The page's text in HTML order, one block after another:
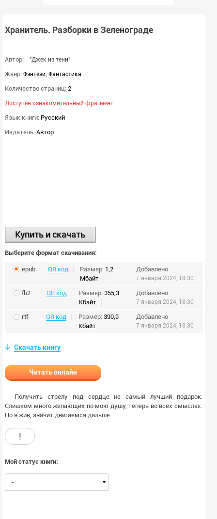
Хранитель. Разборки в Зеленограде
Автор: "Джек из тени"
Жанр: Фэнтези, Фантастика
Количество страниц: 2
Доступен ознакомительный фрагмент
Язык книги: Русский
Издатель: Автор
Купить и скачать
Выберите формат скачивания:
epub QR код Размер: 1,2
Мбайт
Добавлено
7 января 2024, 18:30
fb2 QR код Размер: 355,3
Кбайт
Добавлено
7 января 2024, 18:30
rtf QR код Размер: 390,9
Кбайт
Добавлено
7 января 2024, 18:30
Скачать книгу
Читать онлайн
Получить стрелу под сердце не самый лучший подарок.
Слишком много желающих по мою душу, теперь во всех смыслах.
Но я жив, значит двигаемся дальше.
!
Мой статус книги:
-